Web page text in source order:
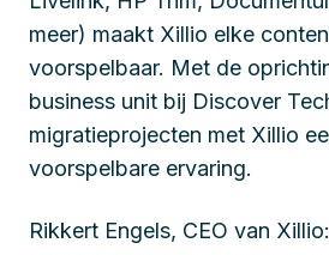
meer) maakt Xillio elke
voorspelbaar. Met de
business unit bij Discover
migratieprojecten met Xillio
voorspelbare ervaring.
Rikkert Engels, CEO van